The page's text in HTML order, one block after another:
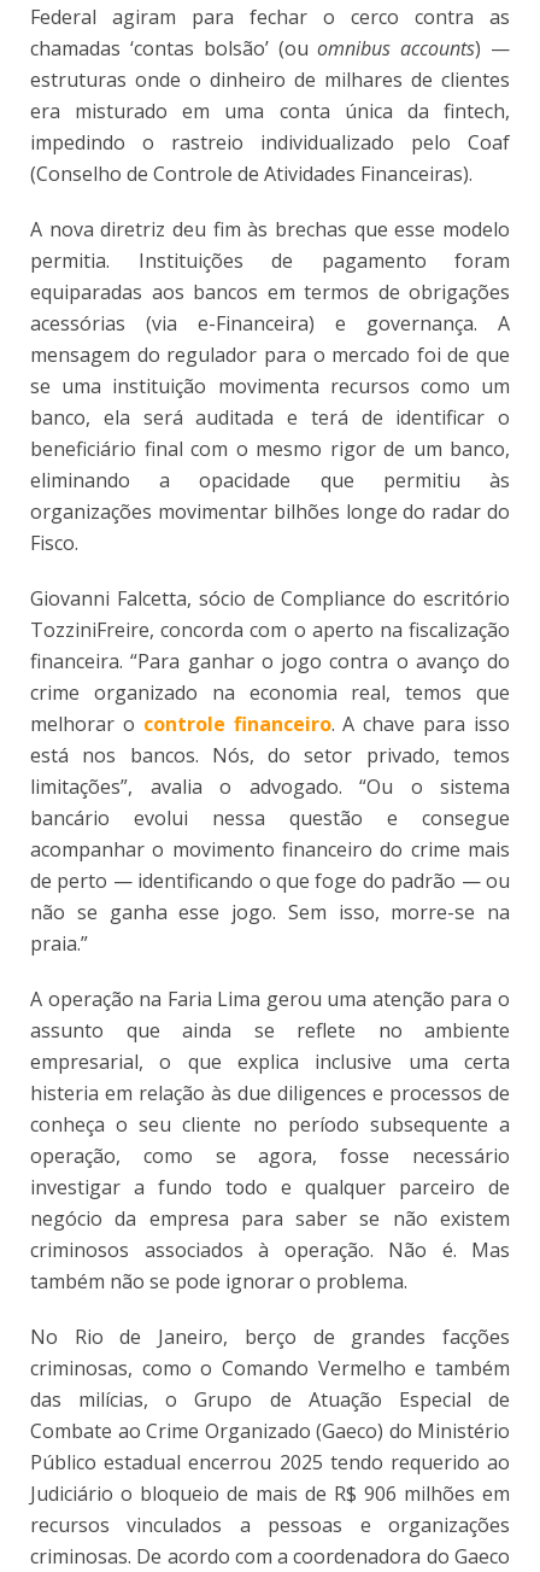
Federal agiram para fechar o cerco contra as
chamadas ‘contas bolsão’ (ouomnibus accounts) —
estruturas onde o dinheiro de milhares de clientes
era misturado em uma conta única da fintech,
impedindo o rastreio individualizado pelo Coaf
(Conselho de Controle de Atividades Financeiras).
A nova diretriz deu fim às brechas que esse modelo
permitia. Instituições de pagamento foram
equiparadas aos bancos em termos de obrigações
acessórias (via e-Financeira) e governança. A
mensagem do regulador para o mercado foi de que
se uma instituição movimenta recursos como um
banco, ela será auditada e terá de identificar o
beneficiário final com o mesmo rigor de um banco,
eliminando a opacidade que permitiu às
organizações movimentar bilhões longe do radar do
Fisco.
Giovanni Falcetta, sócio de Compliance do escritório
TozziniFreire, concorda com o aperto na fiscalização
financeira. “Para ganhar o jogo contra o avanço do
crime organizado na economia real, temos que
melhorar o controle financeiro. A chave para isso
está nos bancos. Nós, do setor privado, temos
limitações”, avalia o advogado. “Ou o sistema
bancário evolui nessa questão e consegue
acompanhar o movimento financeiro do crime mais
de perto — identificando o que foge do padrão — ou
não se ganha esse jogo. Sem isso, morre-se na
praia.”
A operação na Faria Lima gerou uma atenção para o
assunto que ainda se reflete no ambiente
empresarial, o que explica inclusive uma certa
histeria em relação às due diligences e processos de
conheça o seu cliente no período subsequente a
operação, como se agora, fosse necessário
investigar a fundo todo e qualquer parceiro de
negócio da empresa para saber se não existem
criminosos associados à operação. Não é. Mas
também não se pode ignorar o problema.
No Rio de Janeiro, berço de grandes facções
criminosas, como o Comando Vermelho e também
das milícias, o Grupo de Atuação Especial de
Combate ao Crime Organizado (Gaeco) do Ministério
Público estadual encerrou 2025 tendo requerido ao
Judiciário o bloqueio de mais de R$ 906 milhões em
recursos vinculados a pessoas e organizações
criminosas. De acordo com a coordenadora do Gaeco